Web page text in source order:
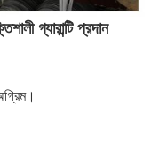
গ্যারান্টি প্রদান